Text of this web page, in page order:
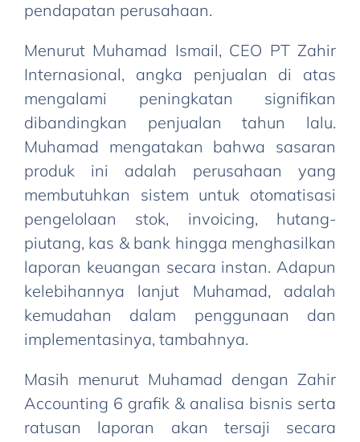
pendapatan perusahaan.
Menurut Muhamad Ismail, CEO PT Zahir
Internasional, angka penjualan di atas
mengalami peningkatan signifikan
dibandingkan penjualan tahun lalu.
Muhamad mengatakan bahwa sasaran
produk ini adalah perusahaan yang
membutuhkan sistem untuk otomatisasi
pengelolaan stok, invoicing, hutang-
piutang, kas & bank hingga menghasilkan
laporan keuangan secara instan. Adapun
kelebihannya lanjut Muhamad, adalah
kemudahan dalam penggunaan dan
implementasinya, tambahnya.
Masih menurut Muhamad dengan Zahir
Accounting 6 grafik & analisa bisnis serta
ratusan laporan akan tersaji secara